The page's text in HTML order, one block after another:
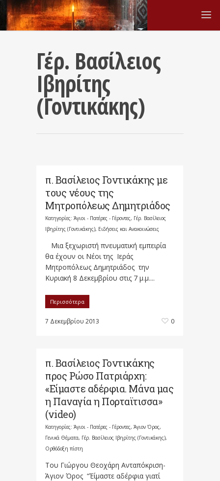
Γέρ. Βασίλειος
Ιβηρίτης
(Γοντικάκης)
π. Βασίλειος Γοντικάκης με
τους νέους της
Μητροπόλεως Δημητριάδος
Κατηγορίες: Άγιοι - Πατέρες - Γέροντες, Γέρ. Βασίλειος
Ιβηρίτης (Γοντικάκης), Ειδήσεις και Ανακοινώσεις
Μια ξεχωριστή πνευματική εμπειρία
θα έχουν οι Νέοι της Ιεράς
Μητροπόλεως Δημητριάδος την
Κυριακή 8 Δεκεμβρίου στις 7 μ.μ....
Περισσότερα
7 Δεκεμβρίου 2013 0
π. Βασίλειος Γοντικάκης
προς Ρώσο Πατριάρχη:
«Είμαστε αδέρφια. Μάνα μας
η Παναγία η Πορταϊτισσα»
(video)
Κατηγορίες: Άγιοι - Πατέρες - Γέροντες, Άγιον Όρος,
Γενικά Θέματα, Γέρ. Βασίλειος Ιβηρίτης (Γοντικάκης),
Ορθόδοξη πίστη
Του Γιώργου Θεοχάρη Ανταπόκριση-
Άγιον Όρος “Έίμαστε αδέρφια γιατί